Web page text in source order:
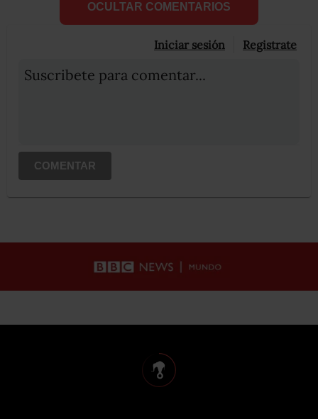
OCULTAR COMENTARIOS
Iniciar sesión Registrate
Suscribete para comentar...
COMENTAR